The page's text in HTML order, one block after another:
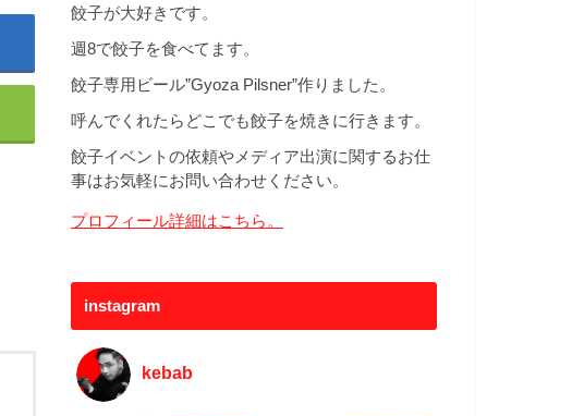
餃子が大好きです。
週8で餃子を食べてます。
餃子専用ビール”Gyoza Pilsner”作りました。
呼んでくれたらどこでも餃子を焼きに行きます。
餃子イベントの依頼やメディア出演に関するお仕
事はお気軽にお問い合わせください。
プロフィール詳細はこちら。
instagram
kebab